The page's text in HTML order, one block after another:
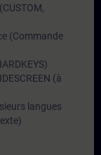
(Commande
(à
langues